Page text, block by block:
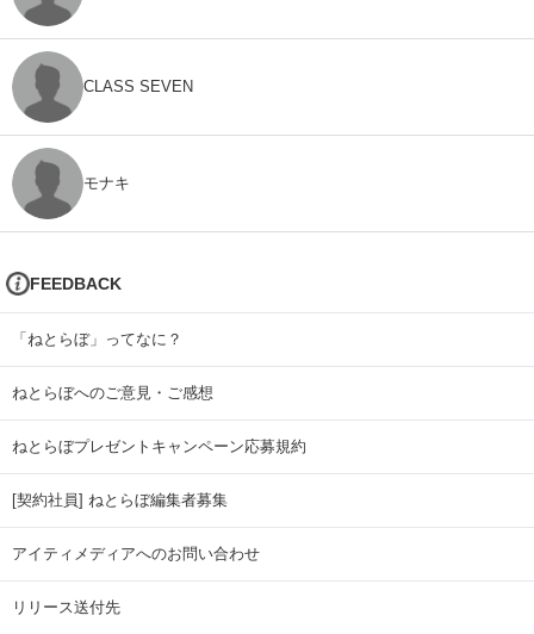
CLASS SEVEN
モナキ
FEEDBACK
「ねとらぼ」ってなに？
ねとらぼへのご意見・ご感想
ねとらぼプレゼントキャンペーン応募規約
[契約社員] ねとらぼ編集者募集
アイティメディアへのお問い合わせ
リリース送付先